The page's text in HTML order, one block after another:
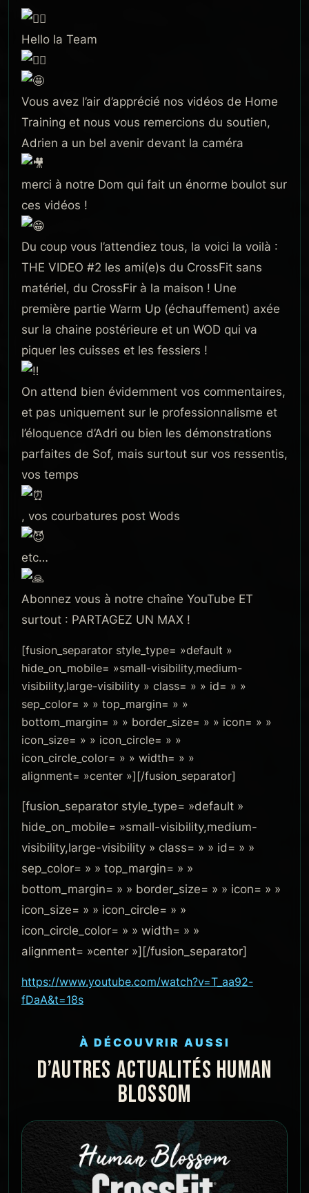
Hello la Team
Vous avez l’air d’apprécié nos vidéos de Home
Training et nous vous remercions du soutien,
Adrien a un bel avenir devant la caméra
merci à notre Dom qui fait un énorme boulot sur
ces vidéos !
Du coup vous l’attendiez tous, la voici la voilà :
THE VIDEO #2 les ami(e)s du CrossFit sans
matériel, du CrossFir à la maison ! Une
première partie Warm Up (échauffement) axée
sur la chaine postérieure et un WOD qui va
piquer les cuisses et les fessiers !
On attend bien évidemment vos commentaires,
et pas uniquement sur le professionnalisme et
l’éloquence d’Adri ou bien les démonstrations
parfaites de Sof, mais surtout sur vos ressentis,
vos temps
, vos courbatures post Wods
etc…
Abonnez vous à notre chaîne YouTube ET
surtout : PARTAGEZ UN MAX !
[fusion_separator style_type= »default »
hide_on_mobile= »small-visibility,medium-
visibility,large-visibility » class= » » id= » »
sep_color= » » top_margin= » »
bottom_margin= » » border_size= » » icon= » »
icon_size= » » icon_circle= » »
icon_circle_color= » » width= » »
alignment= »center »][/fusion_separator]
[fusion_separator style_type= »default »
hide_on_mobile= »small-visibility,medium-
visibility,large-visibility » class= » » id= » »
sep_color= » » top_margin= » »
bottom_margin= » » border_size= » » icon= » »
icon_size= » » icon_circle= » »
icon_circle_color= » » width= » »
alignment= »center »][/fusion_separator]
https://www.youtube.com/watch?v=T_aa92-
fDaA&t=18s
À DÉCOUVRIR AUSSI
D’AUTRES ACTUALITÉS HUMAN
BLOSSOM